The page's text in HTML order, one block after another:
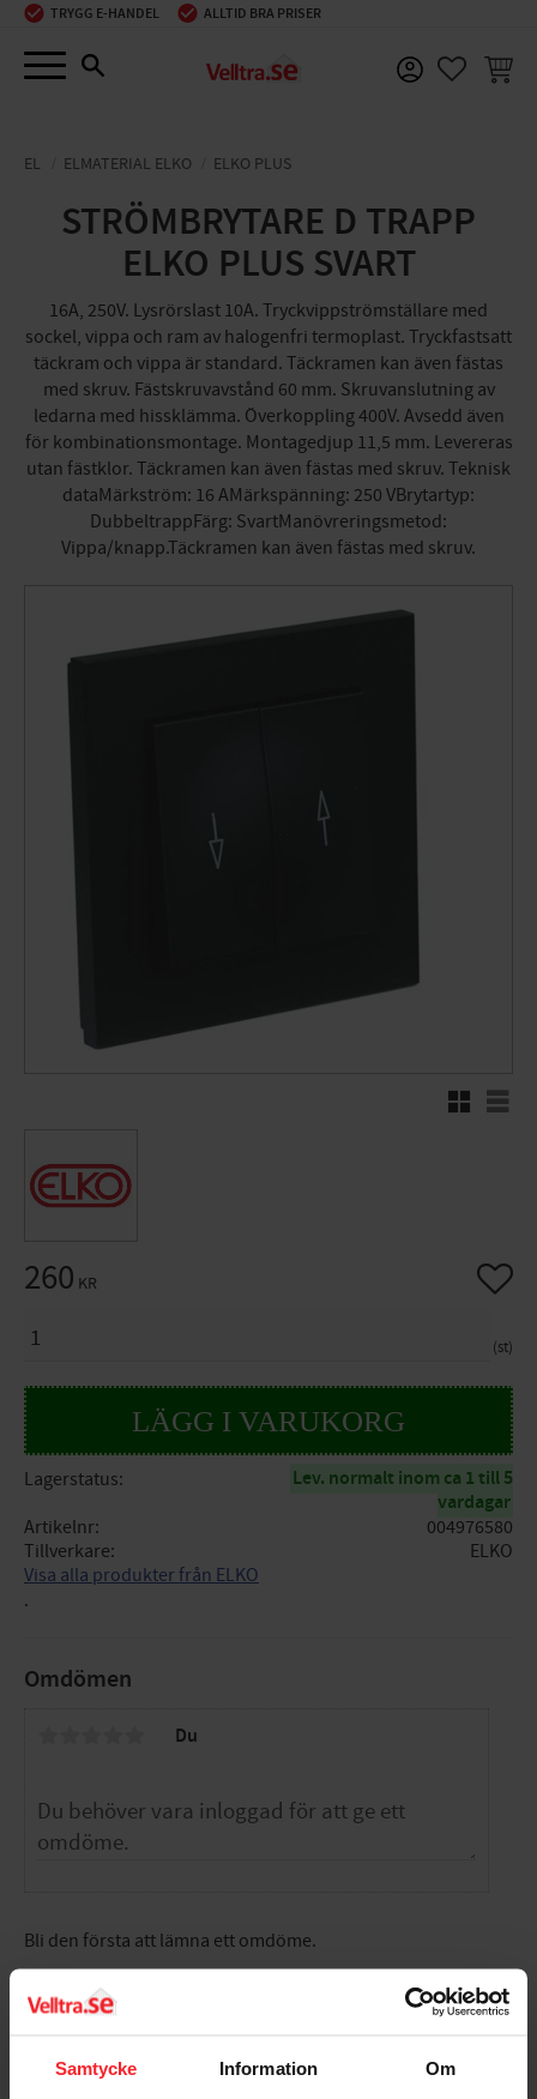
Samtycke Information Om
Meny
TRYGG E-HANDEL ALLTID BRA PRISER
EL ELMATERIAL ELKO ELKO PLUS
STRÖMBRYTARE D TRAPP
ELKO PLUS SVART
16A, 250V. Lysrörslast 10A. Tryckvippströmställare med
sockel, vippa och ram av halogenfri termoplast. Tryckfastsatt
täckram och vippa är standard. Täckramen kan även fästas
med skruv. Fästskruvavstånd 60 mm. Skruvanslutning av
ledarna med hissklämma. Överkoppling 400V. Avsedd även
för kombinationsmontage. Montagedjup 11,5 mm. Levereras
utan fästklor. Täckramen kan även fästas med skruv. Teknisk
dataMärkström: 16 AMärkspänning: 250 VBrytartyp:
DubbeltrappFärg: SvartManövreringsmetod:
Vippa/knapp.Täckramen kan även fästas med skruv.
Rutnätsvy
260 KR
st
Lägg
Lagerstatus
Lev. normalt inom ca 1 till 5
vardagar
Artikelnr
004976580
Tillverkare
ELKO
Visa alla produkter från ELKO
.
Omdömen
Du
Bli den första att lämna ett omdöme.